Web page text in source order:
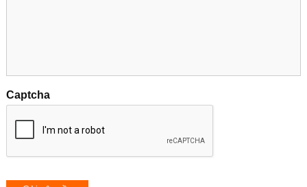
Captcha